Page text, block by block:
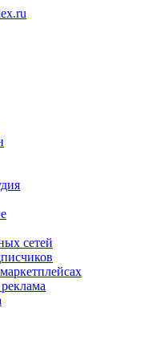
сетей